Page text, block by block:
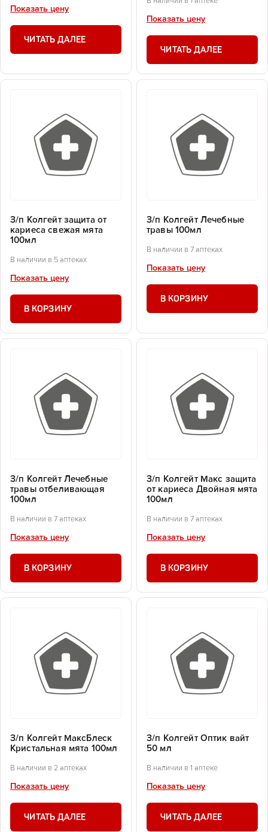
Показать цену
ЧИТАТЬ ДАЛЕЕ
Показать цену
ЧИТАТЬ ДАЛЕЕ
З/п Колгейт защита от
кариеса свежая мята
100мл
В наличии в 5 аптеках
Показать цену
В КОРЗИНУ
З/п Колгейт Лечебные
травы 100мл
В наличии в 7 аптеках
Показать цену
В КОРЗИНУ
З/п Колгейт Лечебные
травы отбеливающая
100мл
В наличии в 7 аптеках
Показать цену
В КОРЗИНУ
З/п Колгейт Макс защита
от кариеса Двойная мята
100мл
В наличии в 7 аптеках
Показать цену
В КОРЗИНУ
З/п Колгейт МаксБлеск
Кристальная мята 100мл
В наличии в 2 аптеках
Показать цену
ЧИТАТЬ ДАЛЕЕ
З/п Колгейт Оптик вайт
50 мл
В наличии в 1 аптеке
Показать цену
ЧИТАТЬ ДАЛЕЕ